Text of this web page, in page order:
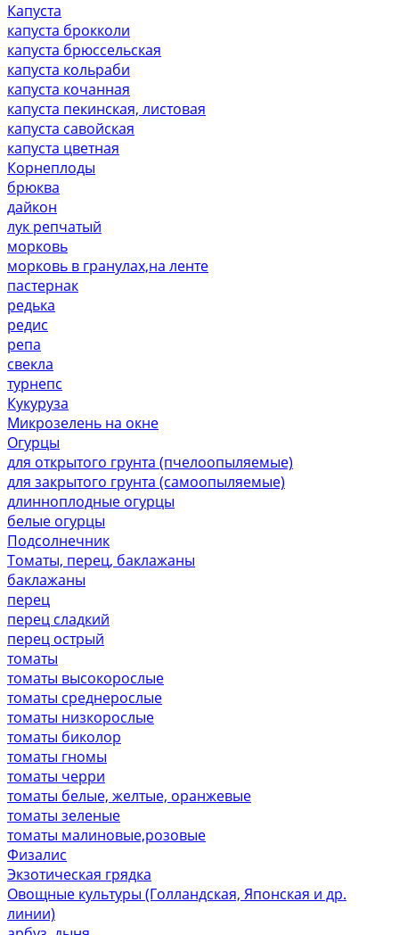
Капуста
капуста брокколи
капуста брюссельская
капуста кольраби
капуста кочанная
капуста пекинская, листовая
капуста савойская
капуста цветная
Корнеплоды
брюква
дайкон
лук репчатый
морковь
морковь в гранулах,на ленте
пастернак
редька
редис
репа
свекла
турнепс
Кукуруза
Микрозелень на окне
Огурцы
для открытого грунта (пчелоопыляемые)
для закрытого грунта (самоопыляемые)
длинноплодные огурцы
белые огурцы
Подсолнечник
Томаты, перец, баклажаны
баклажаны
перец
перец сладкий
перец острый
томаты
томаты высокорослые
томаты среднерослые
томаты низкорослые
томаты биколор
томаты гномы
томаты черри
томаты белые, желтые, оранжевые
томаты зеленые
томаты малиновые,розовые
Физалис
Экзотическая грядка
Овощные культуры (Голландская, Японская и др.
линии)